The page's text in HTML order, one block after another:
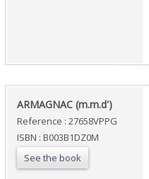
‎ARMAGNAC (m.m.d')‎
Reference : 27658VPPG
ISBN : B003B1DZ0M
See the book